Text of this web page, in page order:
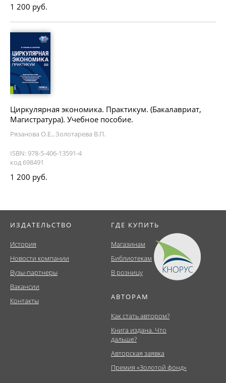
1 200 руб.
Циркулярная экономика. Практикум. (Бакалавриат,
Магистратура). Учебное пособие.
Рязанова О.Е., Золотарева В.П.
ISBN: 978-5-406-13591-4
код 698491
1 200 руб.
ИЗДАТЕЛЬСТВО
История
Новости компании
Вузы-партнеры
Вакансии
Контакты
ГДЕ КУПИТЬ
Магазинам
Библиотекам
В розницу
АВТОРАМ
Как стать автором?
Книга издана. Что
дальше?
Авторская заявка
Премия «Золотой фонд»